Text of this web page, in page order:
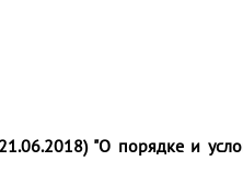
"О порядке и